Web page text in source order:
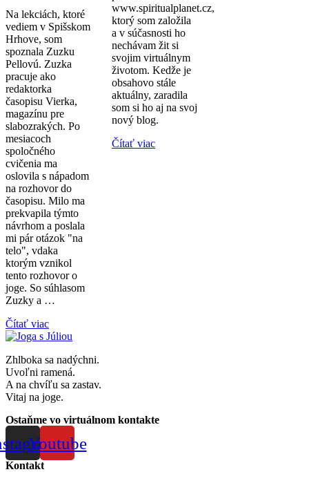
Na lekciách, ktoré
vediem v Spišskom
Hrhove, som
spoznala Zuzku
Pellovú. Zuzka
pracuje ako
redaktorka
časopisu Vierka,
magazínu pre
slabozrakých. Po
mesiacoch
spoločného
cvičenia ma
oslovila s nápadom
na rozhovor do
časopisu. Milo ma
prekvapila týmto
návrhom a poslala
mi pár otázok "na
telo", vdaka
ktorým vznikol
tento rozhovor o
joge. So súhlasom
Zuzky a …
Čítať viac
www.spiritualplanet.cz,
ktorý som založila
a v súčasnosti ho
nechávam žit si
svojim virtuálnym
životom. Kedže je
obsahovo stále
aktuálny, zaradila
som si ho aj na svoj
nový blog.
Čítať viac
Zhlboka sa nadýchni.
Uvoľni ramená.
A na chvíľu sa zastav.
Vitaj na joge.
Ostaňme vo virtuálnom kontakte
Youtube
Kontakt